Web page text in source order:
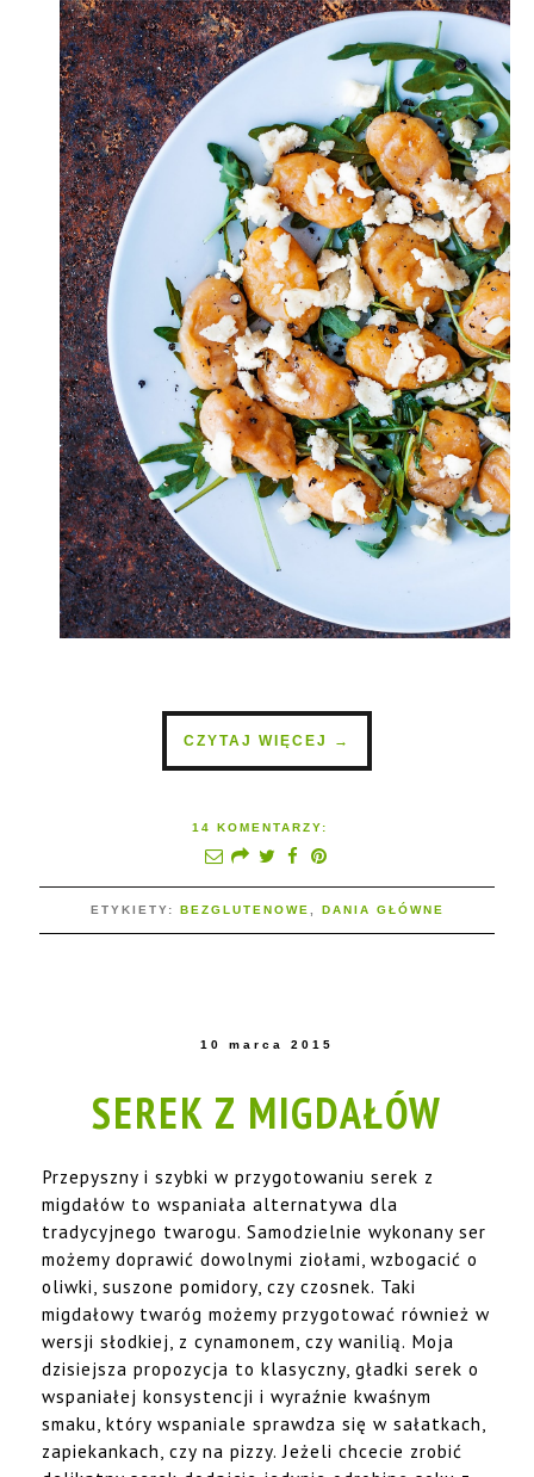
CZYTAJ WIĘCEJ →
14 KOMENTARZY:
ETYKIETY: BEZGLUTENOWE, DANIA GŁÓWNE
10 marca 2015
SEREK Z MIGDAŁÓW
Przepyszny i szybki w przygotowaniu serek z
migdałów to wspaniała alternatywa dla
tradycyjnego twarogu. Samodzielnie wykonany ser
możemy doprawić dowolnymi ziołami, wzbogacić o
oliwki, suszone pomidory, czy czosnek. Taki
migdałowy twaróg możemy przygotować również w
wersji słodkiej, z cynamonem, czy wanilią. Moja
dzisiejsza propozycja to klasyczny, gładki serek o
wspaniałej konsystencji i wyraźnie kwaśnym
smaku, który wspaniale sprawdza się w sałatkach,
zapiekankach, czy na pizzy. Jeżeli chcecie zrobić